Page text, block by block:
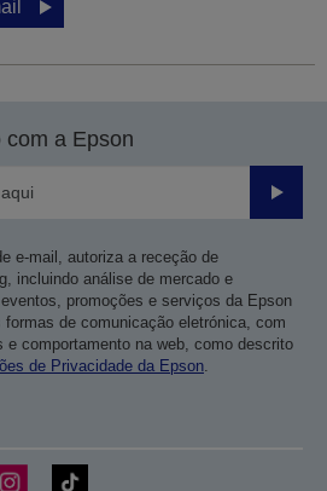
com a Epson
Enviar
e-mail, autoriza a receção de
incluindo análise de mercado e
promoções e serviços da Epson
de comunicação eletrónica, com
e comportamento na web, como descrito
de Privacidade da Epson.